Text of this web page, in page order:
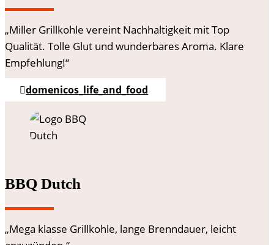
„Miller Grillkohle vereint Nachhaltigkeit mit Top
Qualität. Tolle Glut und wunderbares Aroma. Klare
Empfehlung!“
domenicos_life_and_food
BBQ Dutch
„Mega klasse Grillkohle, lange Brenndauer, leicht